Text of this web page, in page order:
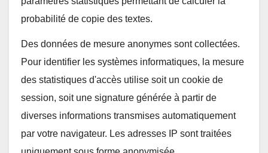
probabilité de copie des textes.
Des données de mesure anonymes sont collectées.
Pour identifier les systèmes informatiques, la mesure
des statistiques d'accès utilise soit un cookie de
session, soit une signature générée à partir de
diverses informations transmises automatiquement
par votre navigateur. Les adresses IP sont traitées